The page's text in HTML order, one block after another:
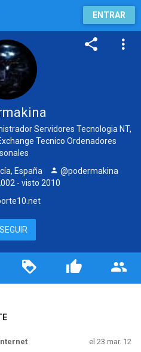
ENTRAR
Servidores Tecnologia NT,
Tecnico Ordenadores
España
@podermakina
- visto 2010
SEGUIR
el 23 mar. 12